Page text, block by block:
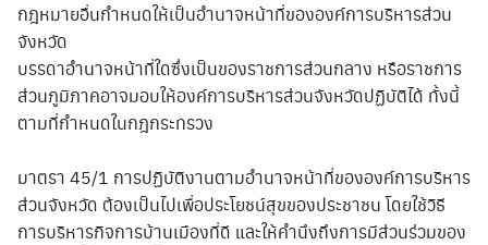
กฎหมายอื่นกำหนดให้เป็นอำนาจหน้าที่ขององค์การบริหารส่วน
จังหวัด
บรรดาอำนาจหน้าที่ใดซึ่งเป็นของราชการส่วนกลาง หรือราชการ
ส่วนภูมิภาคอาจมอบให้องค์การบริหารส่วนจังหวัดปฏิบัติได้ ทั้งนี้
ตามที่กำหนดในกฎกระทรวง
มาตรา 45/1 การปฏิบัติงานตามอำนาจหน้าที่ขององค์การบริหาร
ส่วนจังหวัด ต้องเป็นไปเพื่อประโยชน์สุขของประชาชน โดยใช้วิธี
การบริหารกิจการบ้านเมืองที่ดี และให้คำนึงถึงการมีส่วนร่วมของ